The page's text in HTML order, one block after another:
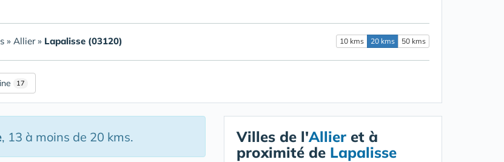
» Allier» Lapalisse (03120) 10 kms 20 kms 50 kms
17
, 13 à moins de 20 kms. Villes de l'Allier et à
proximité de Lapalisse